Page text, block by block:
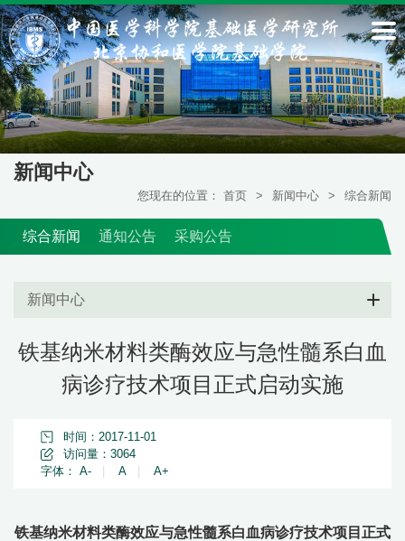
新闻中心
您现在的位置： 首页 > 新闻中心 > 综合新闻
综合新闻 通知公告 采购公告
新闻中心
铁基纳米材料类酶效应与急性髓系白血
病诊疗技术项目正式启动实施
时间：2017-11-01
访问量： 3064
字体： A- A A+
铁基纳米材料类酶效应与急性髓系白血病诊疗技术项目正式